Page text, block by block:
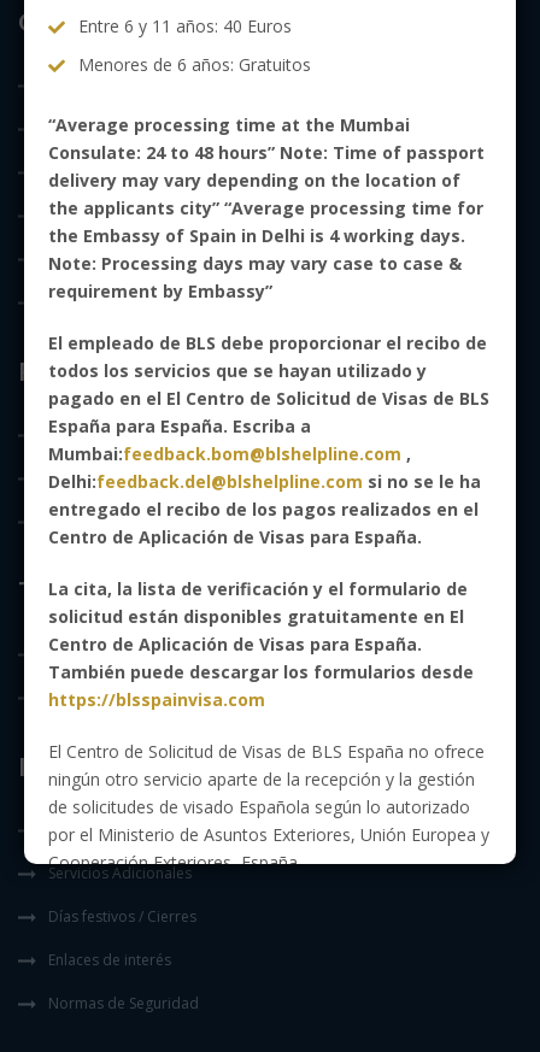
Entre 6 y 11 años: 40 Euros
Menores de 6 años: Gratuitos
“Average processing time at the Mumbai
Consulate: 24 to 48 hours” Note: Time of passport
delivery may vary depending on the location of
the applicants city” “Average processing time for
the Embassy of Spain in Delhi is 4 working days.
Note: Processing days may vary case to case &
requirement by Embassy”
El empleado de BLS debe proporcionar el recibo de
todos los servicios que se hayan utilizado y
pagado en el El Centro de Solicitud de Visas de BLS
España para España. Escriba a
Mumbai:feedback.bom@blshelpline.com ,
Delhi:feedback.del@blshelpline.com si no se le ha
entregado el recibo de los pagos realizados en el
Centro de Aplicación de Visas para España.
La cita, la lista de verificación y el formulario de
solicitud están disponibles gratuitamente en El
Centro de Aplicación de Visas para España.
También puede descargar los formularios desde
https://blsspainvisa.com
El Centro de Solicitud de Visas de BLS España no ofrece
ningún otro servicio aparte de la recepción y la gestión
de solicitudes de visado Española según lo autorizado
por el Ministerio de Asuntos Exteriores, Unión Europea y
Cooperación Exteriores, España.
Quick links
Sobre Nosotros
Preguntas más frecuentes
Noticias y Avisos
Seguimiento Solicitud
Contáctenos
Reserve una cita
Reserve una cita
Reimprimir la cita
Cancelar Cita
Tipo de Visado
Schengen Visa
Requisitos de Visa Nacional
Información General
Sugerencias del Cliente
Servicios Adicionales
Días festivos / Cierres
Enlaces de interés
Normas de Seguridad